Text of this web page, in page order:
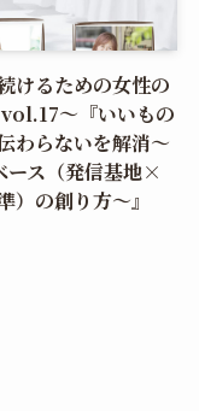
けるための女性の
〜『いいもの
わらないを解消〜
ース（発信基地×
）の創り方〜』